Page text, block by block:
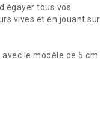
tous vos
vives et en jouant sur
le modèle de 5 cm